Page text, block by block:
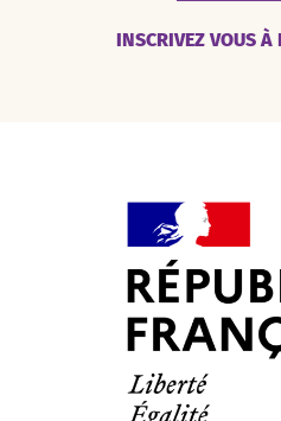
INSCRIVEZ VOUS À